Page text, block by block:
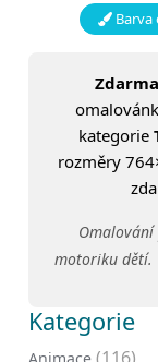
Barva
kategorie
rozměry
motoriku dětí.
Kategorie